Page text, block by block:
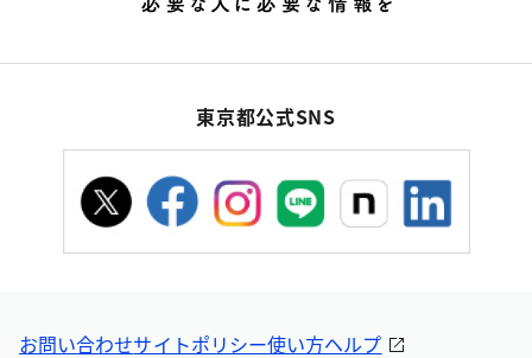
東京都公式SNS
お問い合わせサイトポリシー使い方ヘルプ